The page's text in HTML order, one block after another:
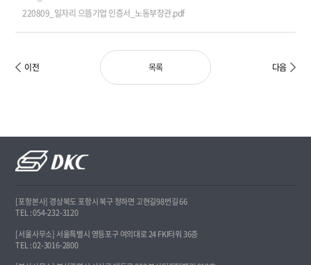
220809_일자리 으뜸기업 인증서_노동부장관.pdf
이전 목록 다음
[포항본사] 경상북도 포항시 북구 청하면 고현길98번길 66
TEL : 054-232-3120
[서울사무소] 서울특별시 영등포구 여의대로 24 FKI타워 36층
TEL : 02-3016-2800